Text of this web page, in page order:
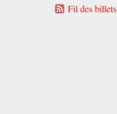
Fil des billets